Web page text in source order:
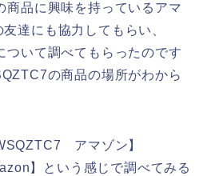
品に興味を持っているアマ
達にも協力してもらい、
ついて調べてもらったのです
の商品の場所がわから
アマゾン】
】という感じで調べてみる